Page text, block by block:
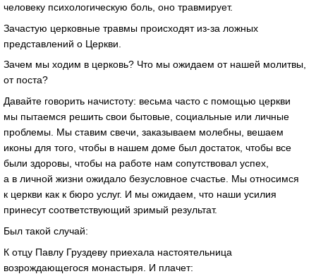
человеку психологическую боль, оно травмирует.
Зачастую церковные травмы происходят из-за ложных
представлений о Церкви.
Зачем мы ходим в церковь? Что мы ожидаем от нашей молитвы,
от поста?
Давайте говорить начистоту: весьма часто с помощью церкви
мы пытаемся решить свои бытовые, социальные или личные
проблемы. Мы ставим свечи, заказываем молебны, вешаем
иконы для того, чтобы в нашем доме был достаток, чтобы все
были здоровы, чтобы на работе нам сопутствовал успех,
а в личной жизни ожидало безусловное счастье. Мы относимся
к церкви как к бюро услуг. И мы ожидаем, что наши усилия
принесут соответствующий зримый результат.
Был такой случай:
К отцу Павлу Груздеву приехала настоятельница
возрождающегося монастыря. И плачет: